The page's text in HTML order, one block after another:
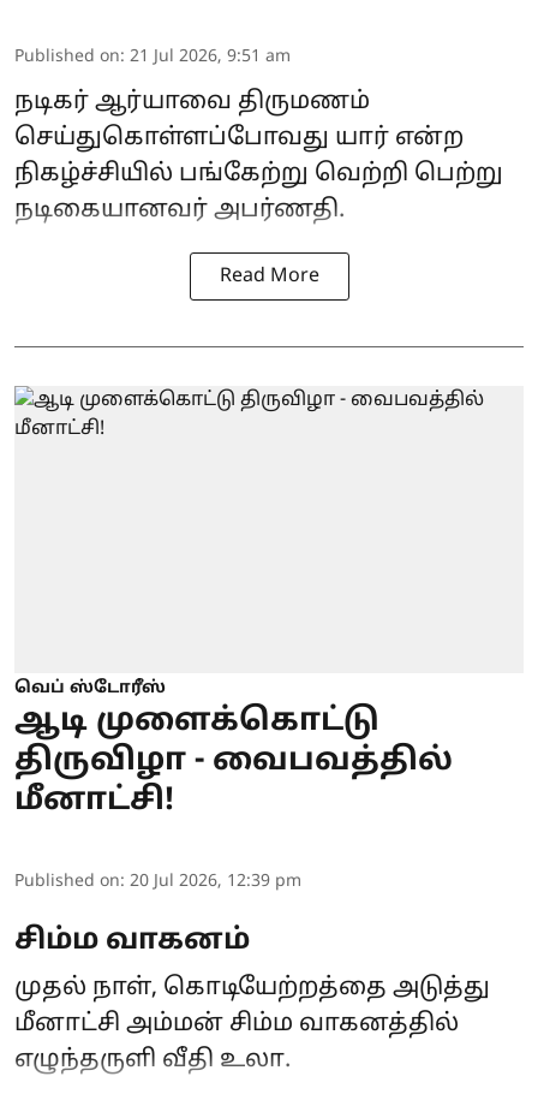
Published on: 21 Jul 2026, 9:51 am
நடிகர் ஆர்யாவை திருமணம்
செய்துகொள்ளப்போவது யார் என்ற
நிகழ்ச்சியில் பங்கேற்று வெற்றி பெற்று
நடிகையானவர் அபர்ணதி.
Read More
வெப் ஸ்டோரீஸ்
ஆடி முளைக்கொட்டு
திருவிழா - வைபவத்தில்
மீனாட்சி!
Published on: 20 Jul 2026, 12:39 pm
சிம்ம வாகனம்
முதல் நாள், கொடியேற்றத்தை அடுத்து
மீனாட்சி அம்மன் சிம்ம வாகனத்தில்
எழுந்தருளி வீதி உலா.